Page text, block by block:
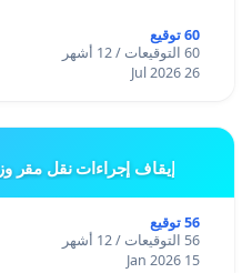
60 توقيع
60 التوقيعات / 12 أشهر
26 Jul 2026
إيقاف إجراءات نقل مقر
56 توقيع
56 التوقيعات / 12 أشهر
15 Jan 2026